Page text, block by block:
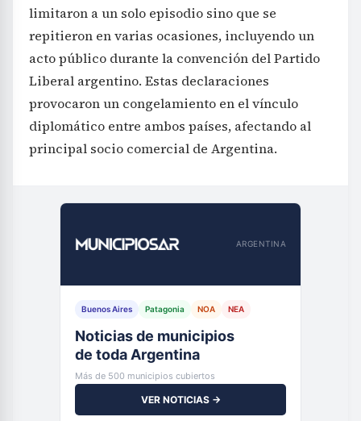
limitaron a un solo episodio sino que se
repitieron en varias ocasiones, incluyendo un
acto público durante la convención del Partido
Liberal argentino. Estas declaraciones
provocaron un congelamiento en el vínculo
diplomático entre ambos países, afectando al
principal socio comercial de Argentina.
ARGENTINA
Buenos Aires Patagonia NOA NEA
Noticias de municipios
de toda Argentina
Más de 500 municipios cubiertos
VER NOTICIAS →